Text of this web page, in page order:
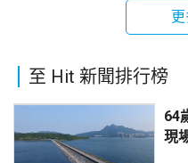
至 Hit 新聞排行榜
64
現